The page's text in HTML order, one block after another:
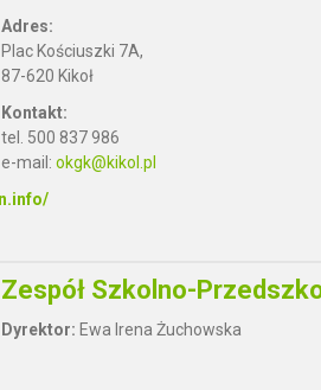
Adres:
Plac Kościuszki 7A,
87-620 Kikoł
Kontakt:
tel. 500 837 986
e-mail: okgk@kikol.pl
Zespół Szkolno-
Dyrektor: Ewa Irena Żuchowska